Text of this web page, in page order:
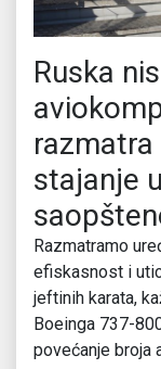
Ruska
stajanje
Razmatramo
efiskasnost i
jeftinih karata,
Boeinga 737-
povećanje broja